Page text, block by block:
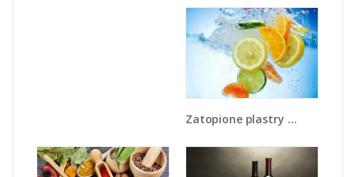
Zatopione plastry owoców - JN057